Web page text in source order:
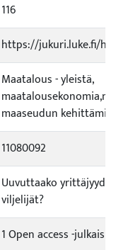
116
https://jukuri.luke.fi/
Maatalous - yleistä,
maaseudun
11080092
Uuvuttaako
viljelijät?
1 Open access -julkaisu